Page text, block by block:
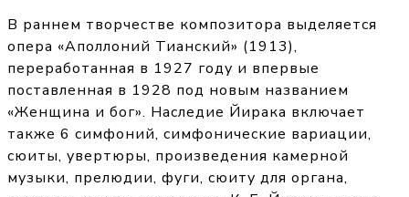
В раннем творчестве композитора выделяется
опера «Аполлоний Тианский» (1913),
переработанная в 1927 году и впервые
поставленная в 1928 под новым названием
«Женщина и бог». Наследие Йирака включает
также 6 симфоний, симфонические вариации,
сюиты, увертюры, произведения камерной
музыки, прелюдии, фуги, сюиту для органа,